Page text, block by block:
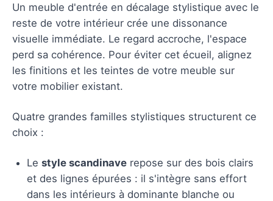
Un meuble d'entrée en décalage stylistique avec le
reste de votre intérieur crée une dissonance
visuelle immédiate. Le regard accroche, l'espace
perd sa cohérence. Pour éviter cet écueil, alignez
les finitions et les teintes de votre meuble sur
votre mobilier existant.
Quatre grandes familles stylistiques structurent ce
choix :
Le style scandinave repose sur des bois clairs
et des lignes épurées : il s'intègre sans effort
dans les intérieurs à dominante blanche ou